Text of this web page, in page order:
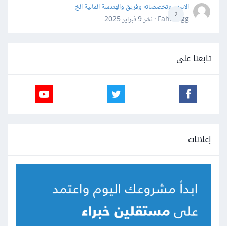
2
الاسهم وتخصصاته وفريق والهندسة المالية الخ
Fahd Ggg · نشر
9 فبراير 2025
تابعنا على
إعلانات